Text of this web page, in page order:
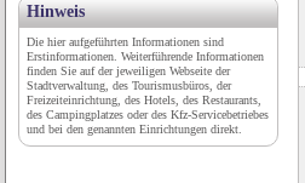
Hinweis
Die hier aufgeführten Informationen sind
Erstinformationen. Weiterführende Informationen
finden Sie auf der jeweiligen Webseite der
Stadtverwaltung, des Tourismusbüros, der
Freizeiteinrichtung, des Hotels, des Restaurants,
des Campingplatzes oder des Kfz-Servicebetriebes
und bei den genannten Einrichtungen direkt.